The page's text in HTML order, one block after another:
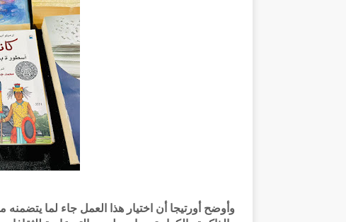
وأوضح أورتيجا أن اختيار هذا العمل جاء لما